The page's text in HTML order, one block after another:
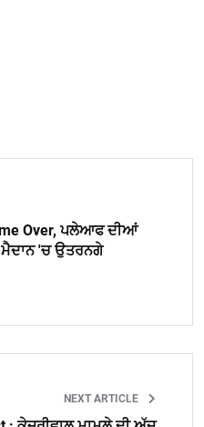
Over, ਪਲੇਆਫ ਦੀਆਂ
'ਚ ਉਤਰਨਗੇ
NEXT ARTICLE